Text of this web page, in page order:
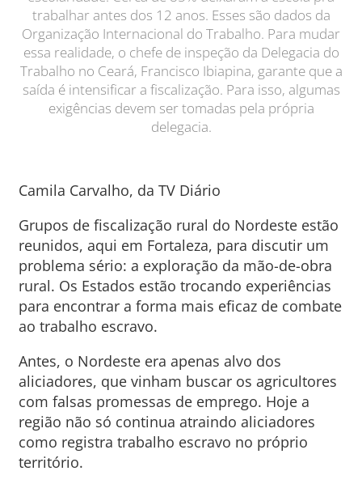
trabalhar antes dos 12 anos. Esses são dados da
Organização Internacional do Trabalho. Para mudar
essa realidade, o chefe de inspeção da Delegacia do
Trabalho no Ceará, Francisco Ibiapina, garante que a
saída é intensificar a fiscalização. Para isso, algumas
exigências devem ser tomadas pela própria
delegacia.
Camila Carvalho, da TV Diário
Grupos de fiscalização rural do Nordeste estão
reunidos, aqui em Fortaleza, para discutir um
problema sério: a exploração da mão-de-obra
rural. Os Estados estão trocando experiências
para encontrar a forma mais eficaz de combate
ao trabalho escravo.
Antes, o Nordeste era apenas alvo dos
aliciadores, que vinham buscar os agricultores
com falsas promessas de emprego. Hoje a
região não só continua atraindo aliciadores
como registra trabalho escravo no próprio
território.